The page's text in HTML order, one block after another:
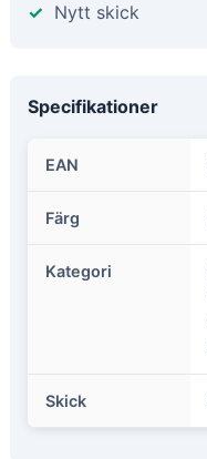
Nytt skick
Specifikationer
EAN
Färg
Kategori
Skick